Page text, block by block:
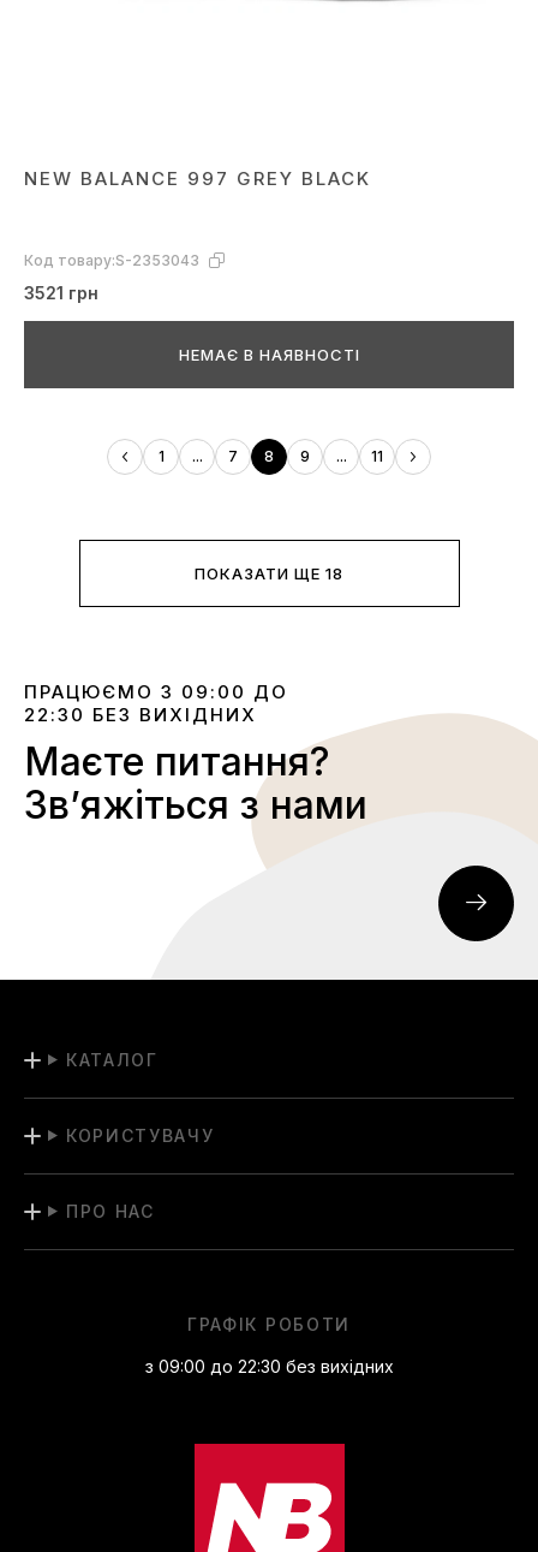
NEW BALANCE 997 GREY BLACK
Код товару:S-2353043
3521 грн
НЕМАЄ В НАЯВНОСТІ
1 ... 7 8 9 ... 11
ПОКАЗАТИ ЩЕ 18
ПРАЦЮЄМО З 09:00 ДО
22:30 БЕЗ ВИХІДНИХ
Маєте питання?
Звʼяжіться з нами
КАТАЛОГ
КОРИСТУВАЧУ
ПРО НАС
ГРАФІК РОБОТИ
з 09:00 до 22:30 без вихідних